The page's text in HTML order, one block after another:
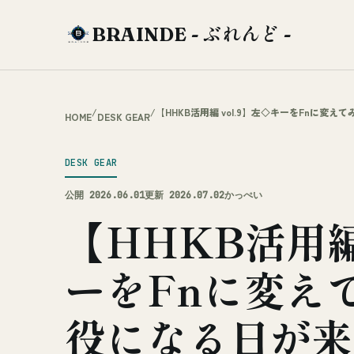
BRAINDE - ぶれんど -
HOME/DESK GEAR/ 【HHKB活用編 vol.9】左◇キーをFnに変え
DESK GEAR
公開 2026.06.01更新 2026.07.02かっぺい
【HHKB活
ーをFnに変え
役になる日が